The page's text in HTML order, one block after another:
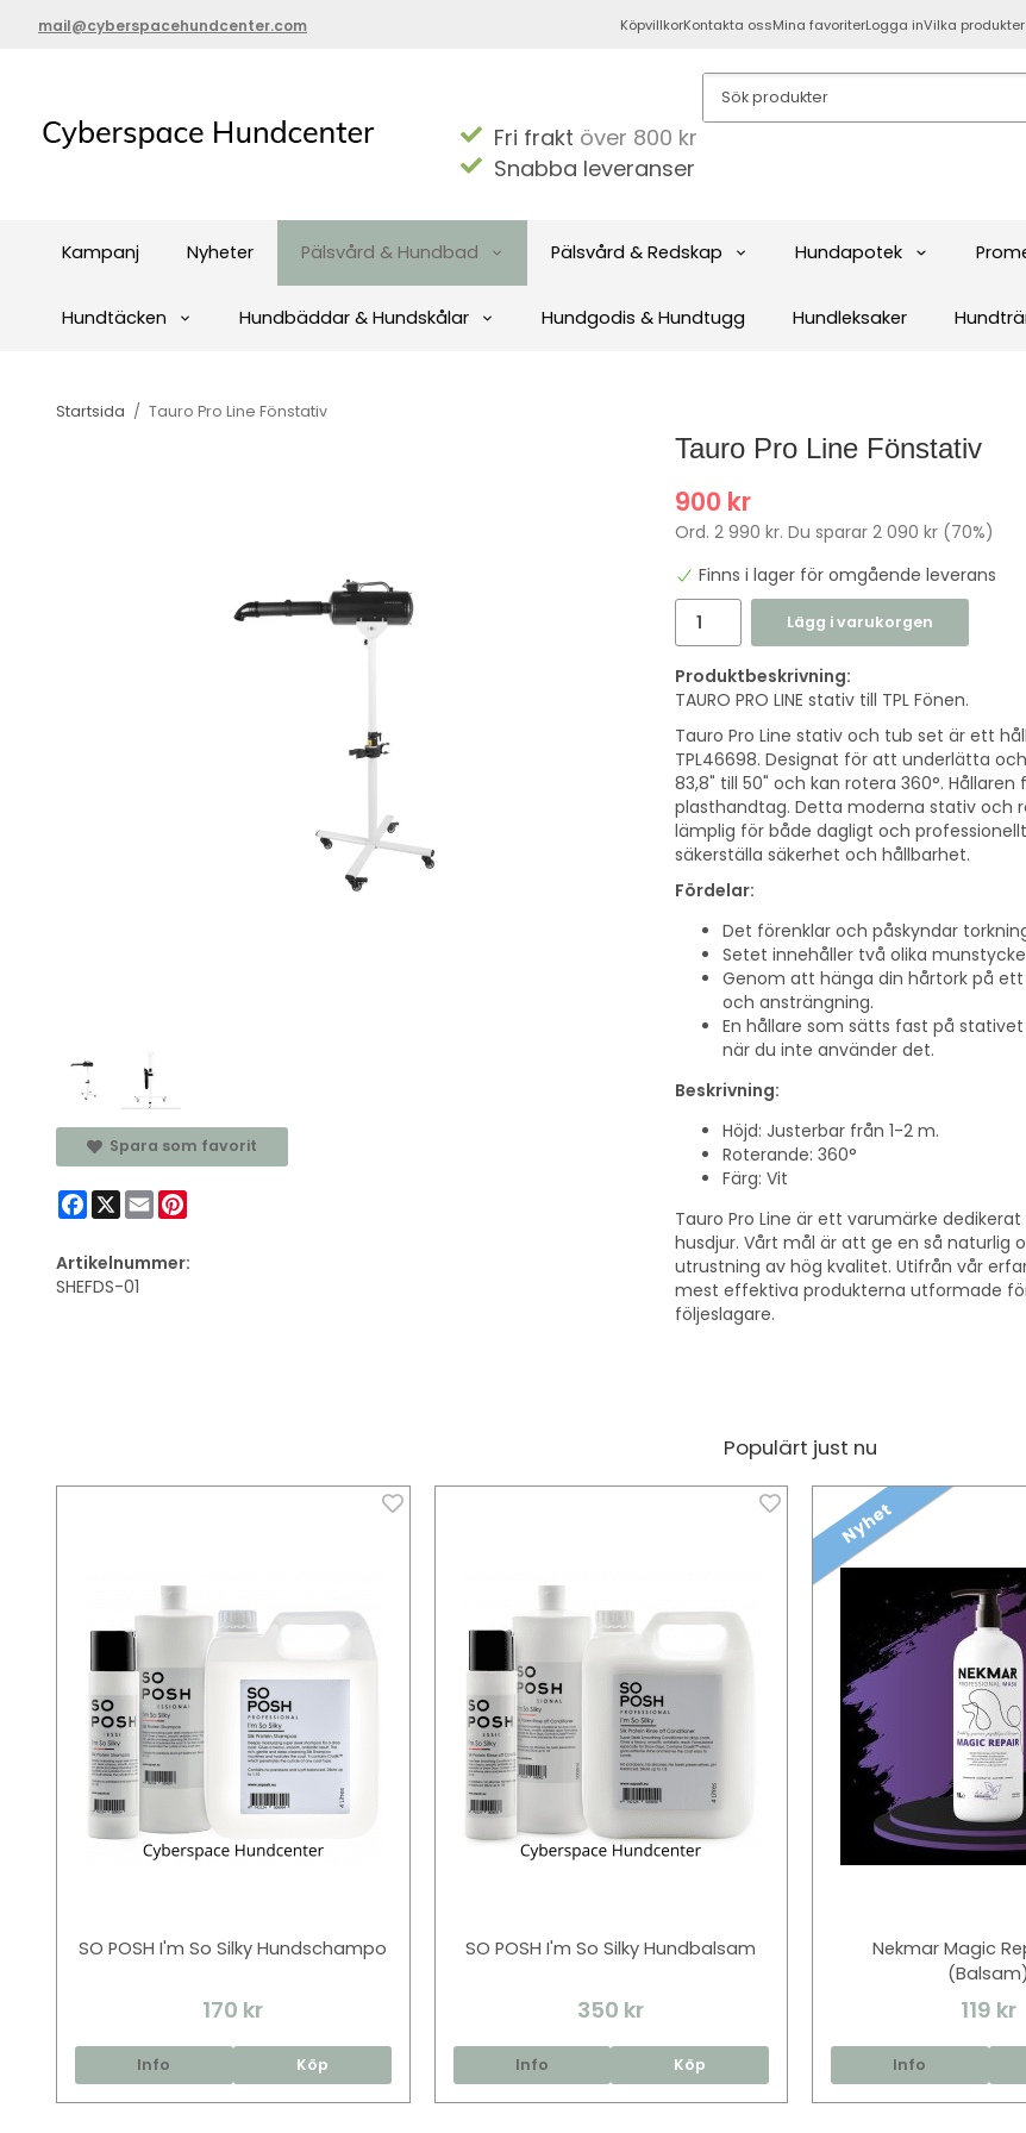
mail@cyberspacehundcenter.com KöpvillkorKontakta ossMina favoriterLogga inVilka
Fri frakt över 800 kr
Snabba leveranser
Kampanj Nyheter Pälsvård & Hundbad Pälsvård & Redskap Hundapotek
Hundtäcken Hundbäddar & Hundskålar Hundgodis & Hundtugg Hundleksaker
Startsida / Tauro Pro Line Fönstativ
Tauro Pro Line Fönstativ
900 kr
Ord. 2 990 kr. Du sparar 2 090 kr (70%)
Finns i lager för omgående leverans
Lägg i varukorgen
Produktbeskrivning:
TAURO PRO LINE stativ till TPL Fönen.
Tauro Pro Line stativ och tub set är ett
TPL46698. Designat för att underlätta
83,8" till 50" och kan rotera 360°.
plasthandtag. Detta moderna stativ och
lämplig för både dagligt och
säkerställa säkerhet och hållbarhet.
Fördelar:
Det förenklar och påskyndar
Setet innehåller två olika
Genom att hänga din hårtork på
och ansträngning.
En hållare som sätts fast på
när du inte använder det.
Beskrivning:
Höjd: Justerbar från 1-2 m.
Roterande: 360°
Färg: Vit
Tauro Pro Line är ett varumärke
husdjur. Vårt mål är att ge en så
utrustning av hög kvalitet. Utifrån vår
mest effektiva produkterna utformade
följeslagare.
Spara som favorit
Facebook
X Email
Artikelnummer:
SHEFDS-01
Populärt just nu
SO POSH I'm So Silky Hundschampo
170 kr
Info Köp
SO POSH I'm So Silky Hundbalsam
350 kr
Info Köp
Nyhet
Nekmar Magic
(Balsam)
119 kr
Info